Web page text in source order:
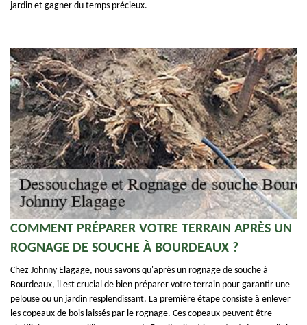
jardin et gagner du temps précieux.
COMMENT PRÉPARER VOTRE TERRAIN APRÈS UN
ROGNAGE DE SOUCHE À BOURDEAUX ?
Chez Johnny Elagage, nous savons qu'après un rognage de souche à
Bourdeaux, il est crucial de bien préparer votre terrain pour garantir une
pelouse ou un jardin resplendissant. La première étape consiste à enlever
les copeaux de bois laissés par le rognage. Ces copeaux peuvent être